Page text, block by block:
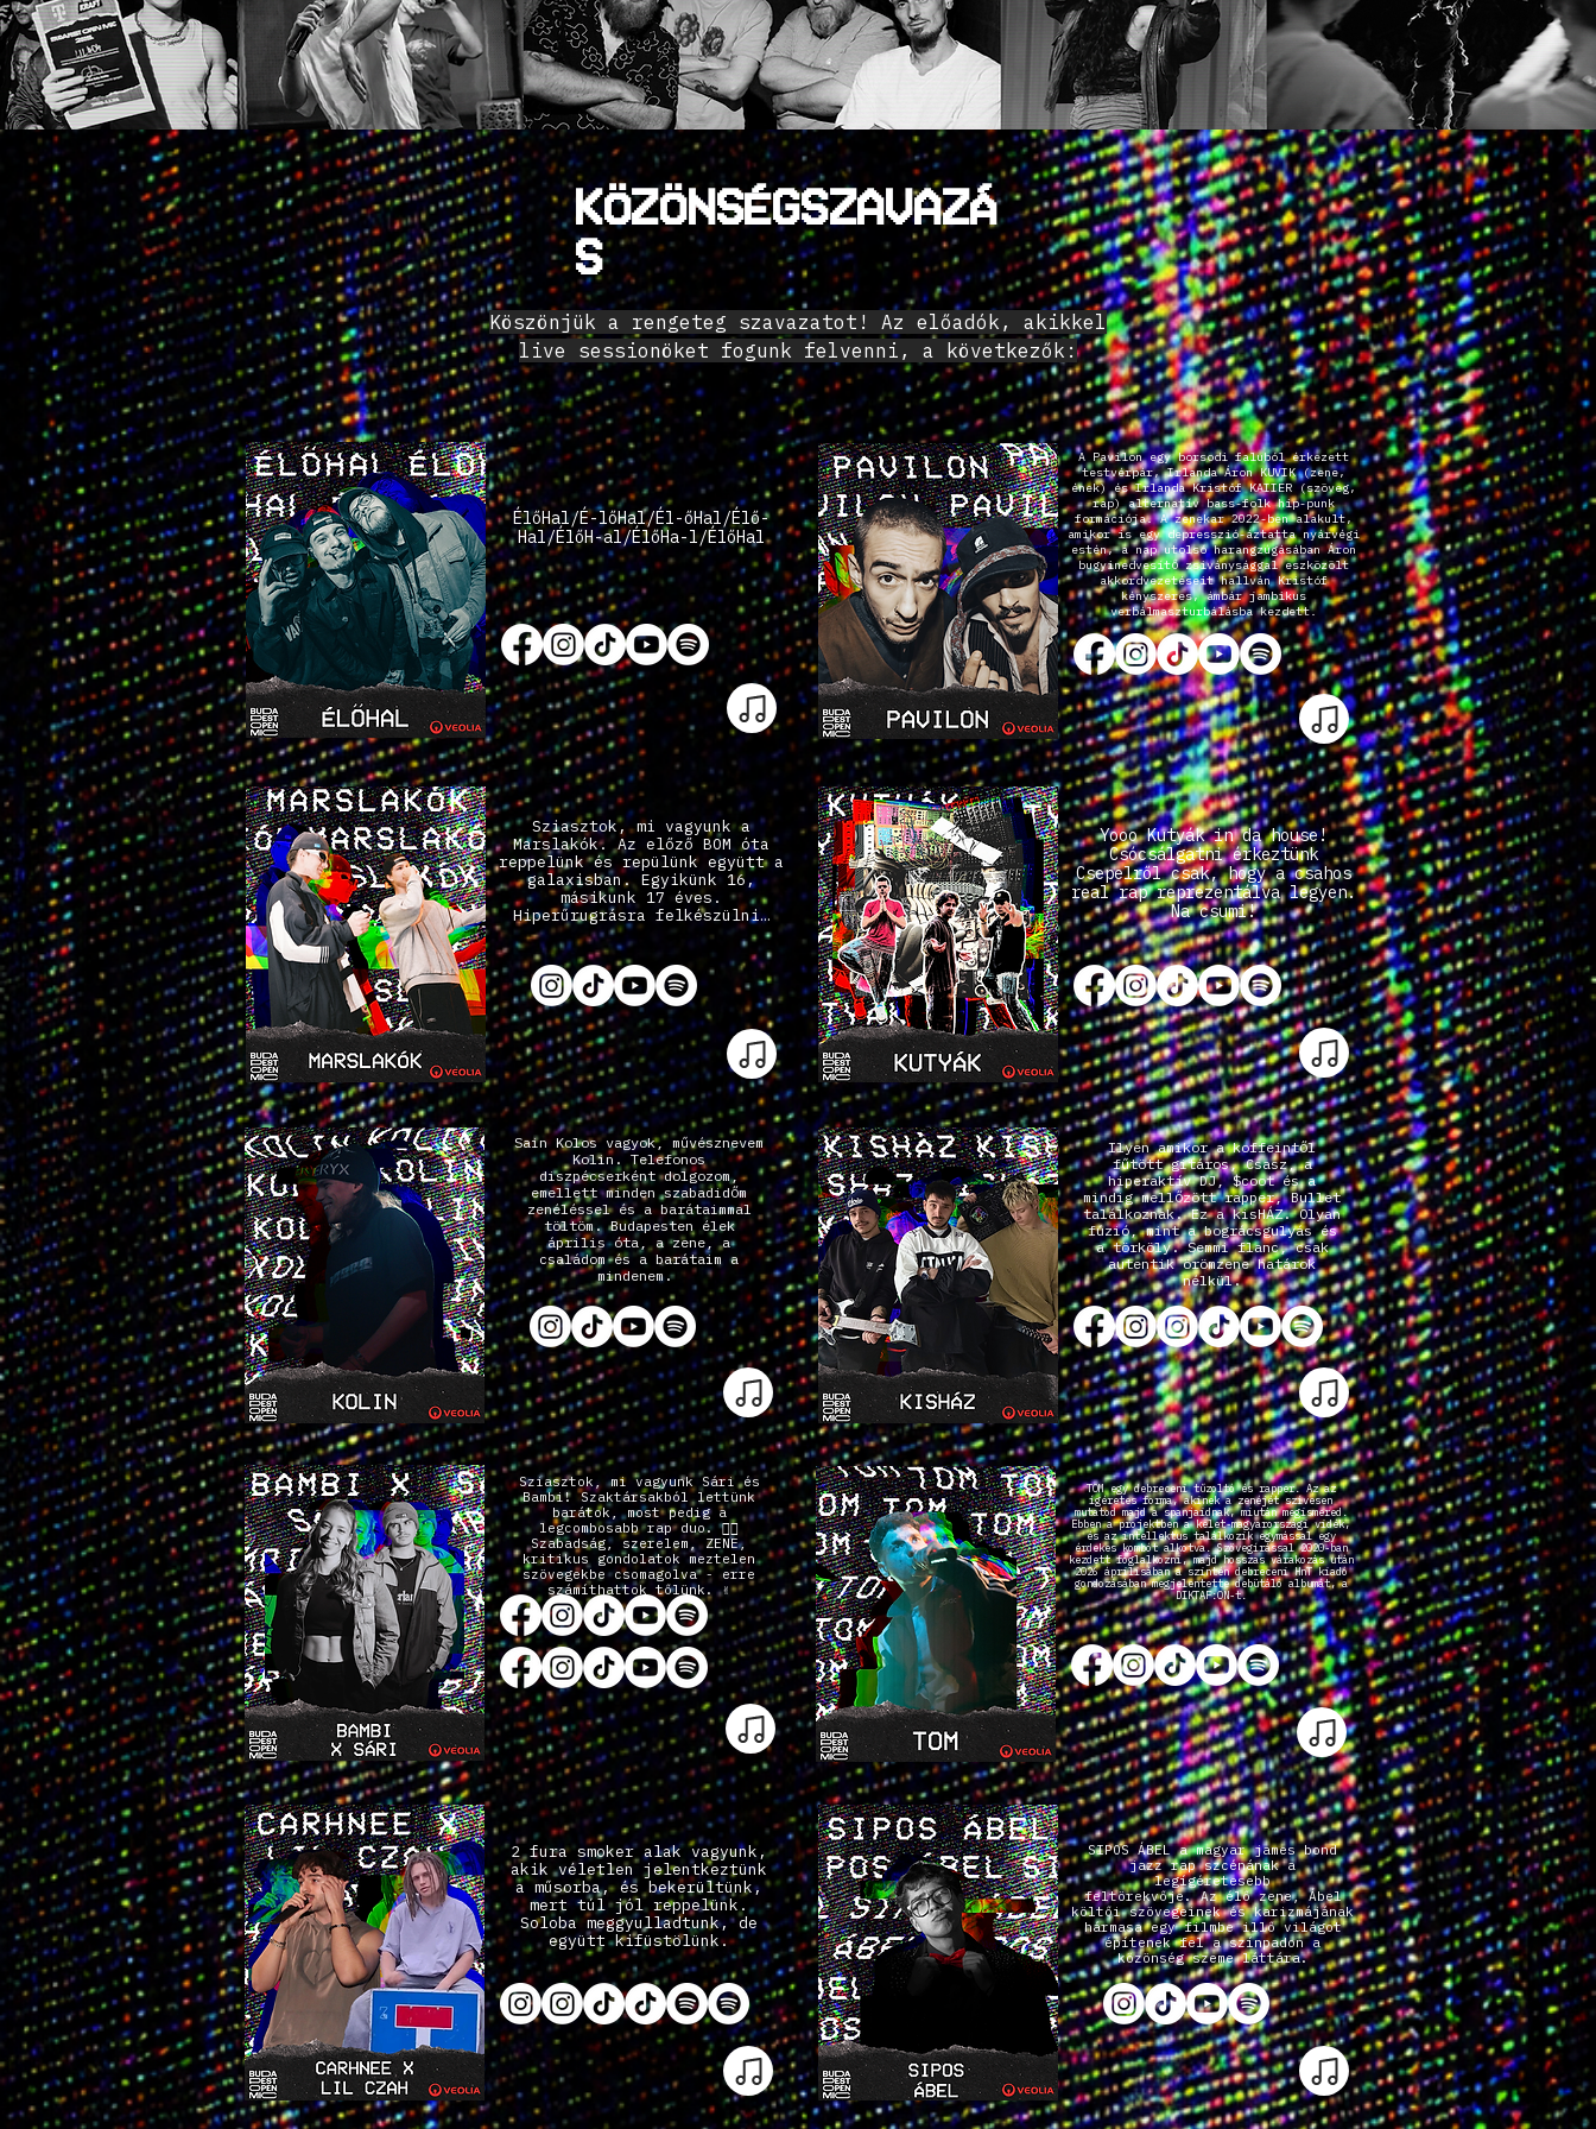
KÖZÖNSÉGSZAVAZÁ
S
Köszönjük a rengeteg szavazatot! Az előadók, akikkel
live sessionöket fogunk felvenni, a következők:
ÉlőHal/É-lőHal/Él-őHal/Élő-
Hal/ÉlőH-al/ÉlőHa-l/ÉlőHal
A Pavilon egy borsodi faluból érkezett
testvérpár, Irlanda Áron KUVIK (zene,
ének) és Irlanda Kristóf KAIIER (szöveg,
rap) alternatív bass-folk hip-punk
formációja. A zenekar 2022-ben alakult,
amikor is egy depresszió-áztatta nyárvégi
estén, a nap utolsó harangzúgásában Áron
bugyinedvesítő zsiványsággal eszközölt
akkordvezetéseit hallván Kristóf
kényszeres, ámbár jambikus
verbálmaszturbálásba kezdett.
Sziasztok, mi vagyunk a
Marslakók. Az előző BOM óta
reppelünk és repülünk együtt a
galaxisban. Egyikünk 16,
másikunk 17 éves.
Hiperűrugrásra felkészülni…
Yooo Kutyák in da house!
Csócsálgatni érkeztünk
Csepelről csak, hogy a csahos
real rap reprezentálva legyen.
Na csumi!
Sain Kolos vagyok, művésznevem
Kolin. Telefonos
diszpécserként dolgozom,
emellett minden szabadidőm
zenéléssel és a barátaimmal
töltöm. Budapesten élek
április óta, a zene, a
családom és a barátaim a
mindenem.
Ilyen amikor a koffeintől
fűtött gitáros, Csasz, a
hiperaktív DJ, $coot és a
mindig mellőzött rapper, Bullet
találkoznak. Ez a kisHÁZ. Olyan
fúzió, mint a bográcsgulyás és
a törköly. Semmi flanc, csak
autentik örömzene határok
nélkül.
Sziasztok, mi vagyunk Sári és
Bambi! Szaktársakból lettünk
barátok, most pedig a
legcombosabb rap duo. 😮‍💨
Szabadság, szerelem, ZENE,
kritikus gondolatok meztelen
szövegekbe csomagolva - erre
számíthattok tőlünk. ✌️
TOM egy debreceni tűzoltó és rapper. Az az
ígéretes forma, akinek a zenéjét szívesen
mutatod majd a spanjaidnak, miután megismered.
Ebben a projektben a kelet-magyarországi vidék,
és az intellektus találkozik egymással egy
érdekes kombót alkotva. Szövegírással 2020-ban
kezdett foglalkozni, majd hosszas várakozás után
2026 áprilisában a szintén debreceni HnT kiadó
gondozásában megjelentette debütáló albumát, a
DIKTAF:ON-t.
2 fura smoker alak vagyunk,
akik véletlen jelentkeztünk
a műsorba, és bekerültünk,
mert túl jól reppelünk.
Soloba meggyulladtunk, de
együtt kifüstölünk.
SIPOS ÁBEL a magyar james bond
jazz rap szcénának a
legígéretesebb
feltörekvője. Az élő zene, Ábel
költői szövegeinek és karizmájának
hármasa egy filmbe illő világot
építenek fel a színpadon a
közönség szeme láttára.